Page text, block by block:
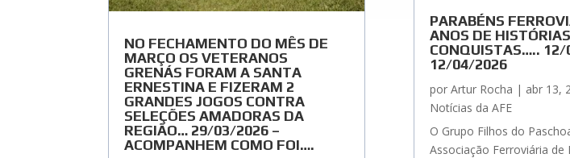
NO FECHAMENTO DO MÊS DE
MARÇO OS VETERANOS
GRENÁS FORAM A SANTA
ERNESTINA E FIZERAM 2
GRANDES JOGOS CONTRA
SELEÇÕES AMADORAS DA
REGIÃO… 29/03/2026 –
ACOMPANHEM COMO FOI….
PARABÉNS
ANOS DE
CONQUISTAS…..
12/04/2026
por Artur Rocha | abr 13,
Notícias da AFE
O Grupo Filhos do
Associação Ferroviária de